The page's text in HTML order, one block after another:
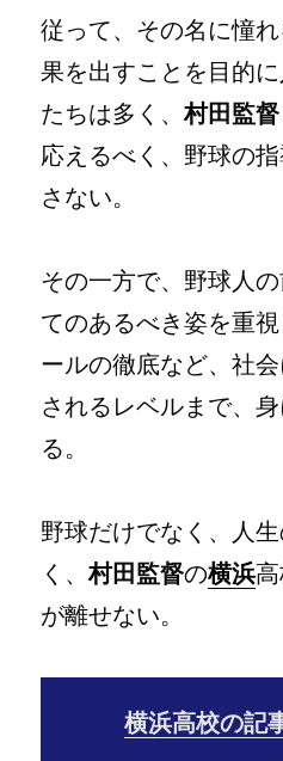
従って、その名に憧
果を出すことを目的
たちは多く、村田監督
応えるべく、野球の
さない。
その一方で、野球人
てのあるべき姿を重
ールの徹底など、社
されるレベルまで、
る。
野球だけでなく、人
く、村田監督の横浜
が離せない。
横浜高校の記